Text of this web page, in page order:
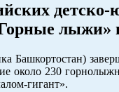
лыжи»
Башкортостан)
около 230
гигант».